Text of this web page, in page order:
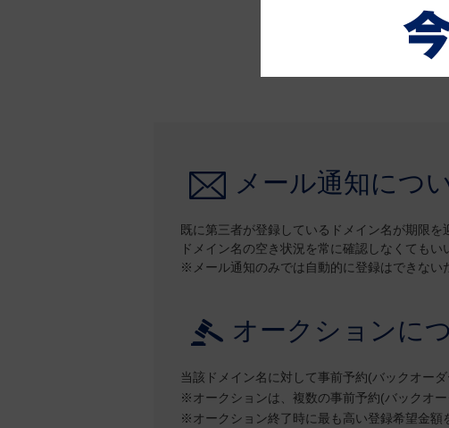
メール通知につ
既に第三者が登録しているドメイン名が期限
ドメイン名の空き状況を常に確認しなくてもい
※メール通知のみでは自動的に登録はできない
オークションに
当該ドメイン名に対して事前予約(バックオー
※オークションは、複数の事前予約(バックオ
※オークション終了時に最も高い登録希望金額